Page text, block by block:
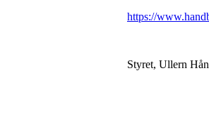
https://
Styret, Ullern